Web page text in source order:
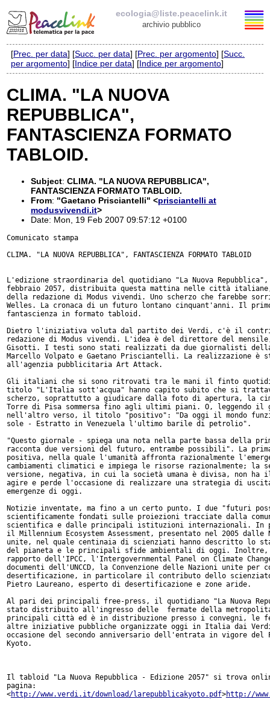
ecologia@liste.peacelink.it
archivio pubblico
Elenco delle liste
Iscrizione / Cancellazione
Policy delle liste di PeaceLink
Richieste di rimozione
[Prec. per data] [Succ. per data] [Prec. per argomento] [Succ.
per argomento] [Indice per data] [Indice per argomento]
CLIMA. "LA NUOVA
REPUBBLICA",
FANTASCIENZA FORMATO
TABLOID.
Subject: CLIMA. "LA NUOVA REPUBBLICA",
FANTASCIENZA FORMATO TABLOID.
From: "Gaetano Prisciantelli" <prisciantelli at
modusvivendi.it>
Date: Mon, 19 Feb 2007 09:57:12 +0100
Comunicato stampa
CLIMA. "LA NUOVA REPUBBLICA", FANTASCIENZA FORMATO TABLOID
L'edizione straordinaria del quotidiano "La Nuova Repubblica",
febbraio 2057, distribuita questa mattina nelle città
della redazione di Modus vivendi. Uno scherzo che farebbe
Welles. La cronaca di un futuro lontano cinquant'anni. Il
fantascienza in formato tabloid.
Dietro l'iniziativa voluta dal partito dei Verdi, c'è il
redazione di Modus vivendi. L'idea è del direttore del
Gisotti. I testi sono stati realizzati da due giornalisti della
Marcello Volpato e Gaetano Prisciantelli. La realizzazione è
all'agenzia pubblicitaria Art Attack.
Gli italiani che si sono ritrovati tra le mani il finto
titolo "L'Italia sott'acqua" hanno capito subito che si
scherzo, soprattutto a giudicare dalla foto di apertura, la
Torre di Pisa sommersa fino agli ultimi piani. O, leggendo il
nell'altro verso, il titolo "positivo": "Da oggi il mondo
sole - Estratto in Venezuela l'ultimo barile di petrolio".
"Questo giornale - spiega una nota nella parte bassa della
racconta due versioni del futuro, entrambe possibili". La
positiva, nella quale l'umanità affronta razionalmente
cambiamenti climatici e impiega le risorse razionalmente; la
versione, negativa, in cui la società umana è divisa, non ha
agire e perde l'occasione di realizzare una strategia di
emergenze di oggi.
Notizie inventate, ma fino a un certo punto. I due "futuri
scientificamente fondati sulle proiezioni tracciate dalla
scientifica e dalle principali istituzioni internazionali. In
il Millennium Ecosystem Assessment, presentato nel 2005 dalle
unite, nel quale centinaia di scienziati hanno descritto lo
del pianeta e le principali sfide ambientali di oggi.
rapporto dell'IPCC, l'Intergovernmental Panel on Climate
documenti dell'UNCCD, la Convenzione delle Nazioni unite per
desertificazione, in particolare il contributo dello
Pietro Laureano, esperto di desertificazione e zone aride.
Al pari dei principali free-press, il quotidiano "La Nuova
stato distribuito all'ingresso delle  fermate della
principali città ed è in distribuzione presso i convegni, le
altre iniziative pubbliche organizzate oggi in Italia dai
occasione del secondo anniversario dell'entrata in vigore del
Kyoto.
Il tabloid "La Nuova Repubblica - Edizione 2057" si trova
pagina:
<http://www.verdi.it/download/larepubblicakyoto.pdf>http://